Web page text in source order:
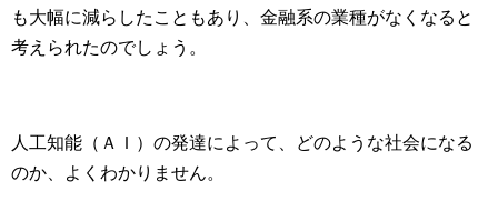
も大幅に減らしたこともあり、金融系の業種がなくなると
考えられたのでしょう。
人工知能（ＡＩ）の発達によって、どのような社会になる
のか、よくわかりません。